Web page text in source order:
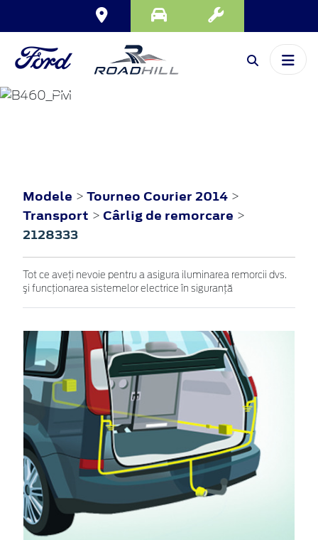
TOURNEO
COURIER
Modele > Tourneo Courier 2014 >
Transport > Cârlig de remorcare >
2128333
Tot ce aveţi nevoie pentru a asigura iluminarea remorcii dvs.
şi funcţionarea sistemelor electrice în siguranţă